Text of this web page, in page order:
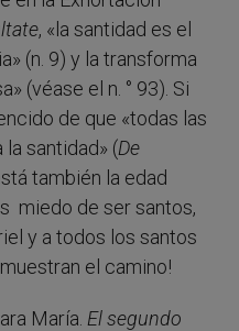
, «la santidad es el
(n. 9) y la transforma
(véase el n. ° 93). Si
de que «todas las
santidad» (De
también la edad
miedo de ser santos,
y a todos los santos
el camino!
María. El segundo